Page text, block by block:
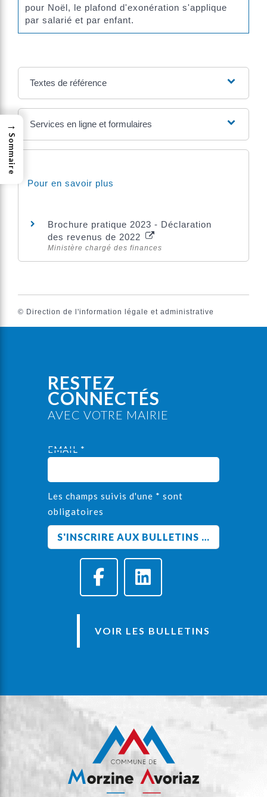
pour Noël, le plafond d'exonération s'applique
par salarié et par enfant.
Textes de référence
Services en ligne et formulaires
Pour en savoir plus
Brochure pratique 2023 - Déclaration
des revenus de 2022
Ministère chargé des finances
© Direction de l'information légale et administrative
RESTEZ
CONNECTÉS
AVEC VOTRE MAIRIE
EMAIL *
Les champs suivis d'une * sont
obligatoires
VOIR LES BULLETINS
→
Sommaire